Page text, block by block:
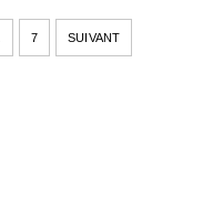
7 SUIVANT